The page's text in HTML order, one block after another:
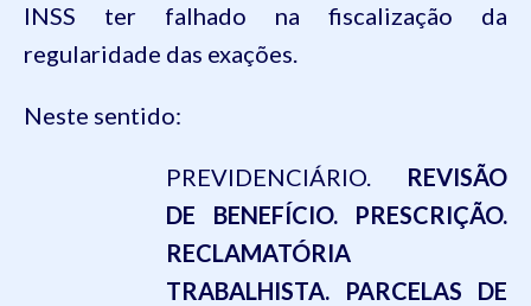
INSS ter falhado na fiscalização da
regularidade das exações.
Neste sentido:
PREVIDENCIÁRIO. REVISÃO
DE BENEFÍCIO. PRESCRIÇÃO.
RECLAMATÓRIA
TRABALHISTA. PARCELAS DE